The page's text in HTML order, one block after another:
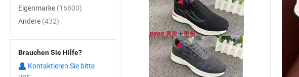
Eigenmarke (16800)
Andere (432)
Brauchen Sie Hilfe?
Kontaktieren Sie bitte